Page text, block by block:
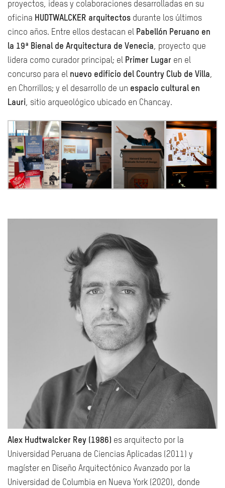
proyectos, ideas y colaboraciones desarrolladas en su
oficina HUDTWALCKER arquitectos durante los últimos
cinco años. Entre ellos destacan el Pabellón Peruano en
la 19ª Bienal de Arquitectura de Venecia, proyecto que
lidera como curador principal; el Primer Lugar en el
concurso para el nuevo edificio del Country Club de Villa,
en Chorrillos; y el desarrollo de un espacio cultural en
Lauri, sitio arqueológico ubicado en Chancay.
Alex Hudtwalcker Rey (1986) es arquitecto por la
Universidad Peruana de Ciencias Aplicadas (2011) y
magíster en Diseño Arquitectónico Avanzado por la
Universidad de Columbia en Nueva York (2020), donde